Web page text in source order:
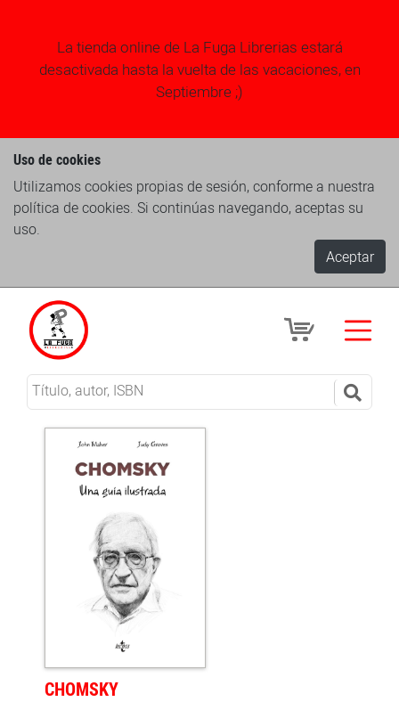
La tienda online de La Fuga Librerias estará
desactivada hasta la vuelta de las vacaciones, en
Septiembre ;)
Uso de cookies
Utilizamos cookies propias de sesión, conforme a nuestra
política de cookies. Si continúas navegando, aceptas su
uso.
Aceptar
CHOMSKY